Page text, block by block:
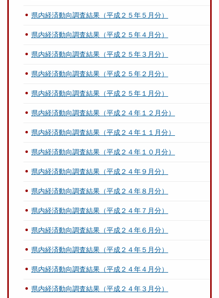
県内経済動向調査結果（平成２５年５月分）
県内経済動向調査結果（平成２５年４月分）
県内経済動向調査結果（平成２５年３月分）
県内経済動向調査結果（平成２５年２月分）
県内経済動向調査結果（平成２５年１月分）
県内経済動向調査結果（平成２４年１２月分）
県内経済動向調査結果（平成２４年１１月分）
県内経済動向調査結果（平成２４年１０月分）
県内経済動向調査結果（平成２４年９月分）
県内経済動向調査結果（平成２４年８月分）
県内経済動向調査結果（平成２４年７月分）
県内経済動向調査結果（平成２４年６月分）
県内経済動向調査結果（平成２４年５月分）
県内経済動向調査結果（平成２４年４月分）
県内経済動向調査結果（平成２４年３月分）